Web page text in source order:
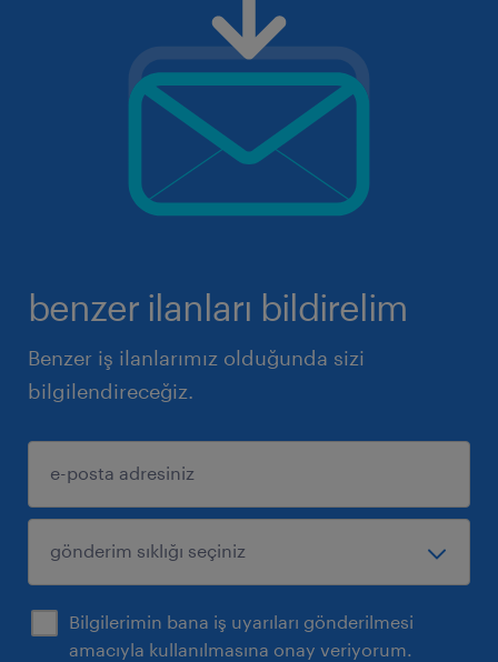
benzer ilanları bildirelim
Benzer iş ilanlarımız olduğunda sizi
bilgilendireceğiz.
Bilgilerimin bana iş uyarıları gönderilmesi
amacıyla kullanılmasına onay veriyorum.